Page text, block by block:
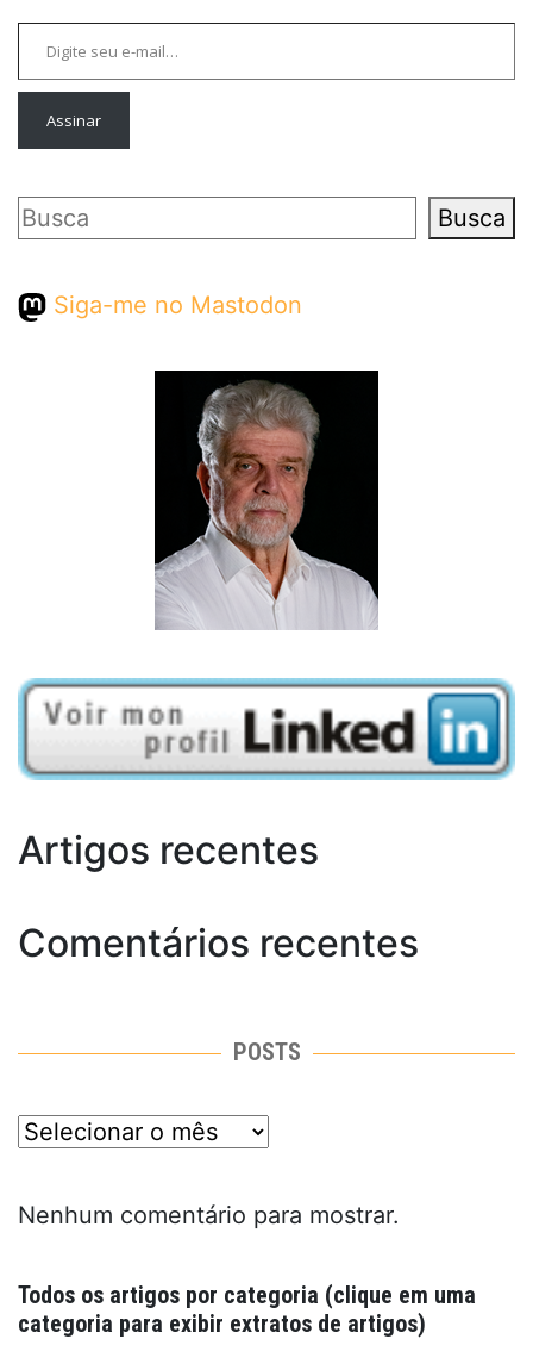
Digite seu e-mail…
Assinar
Pesquisar Busca
Siga-me no Mastodon
Artigos recentes
Comentários recentes
POSTS
posts
Nenhum comentário para mostrar.
Todos os artigos por categoria (clique em uma
categoria para exibir extratos de artigos)